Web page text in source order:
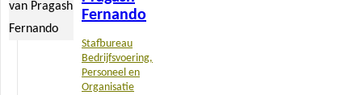
Fernando
Stafbureau
Bedrijfsvoering,
Personeel en
Organisatie